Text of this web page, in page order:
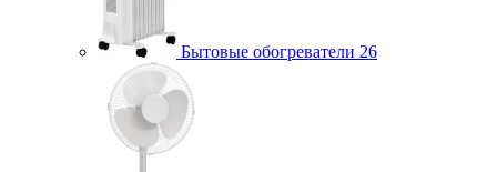
Бытовые обогреватели 26